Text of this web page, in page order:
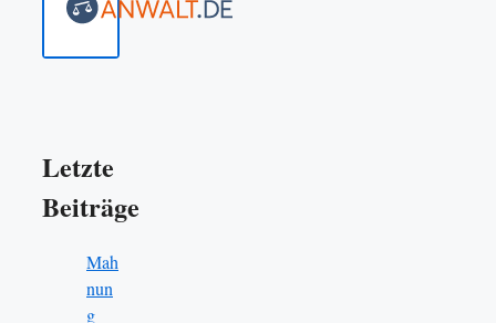
Letzte
Beiträge
Mah
nun
g